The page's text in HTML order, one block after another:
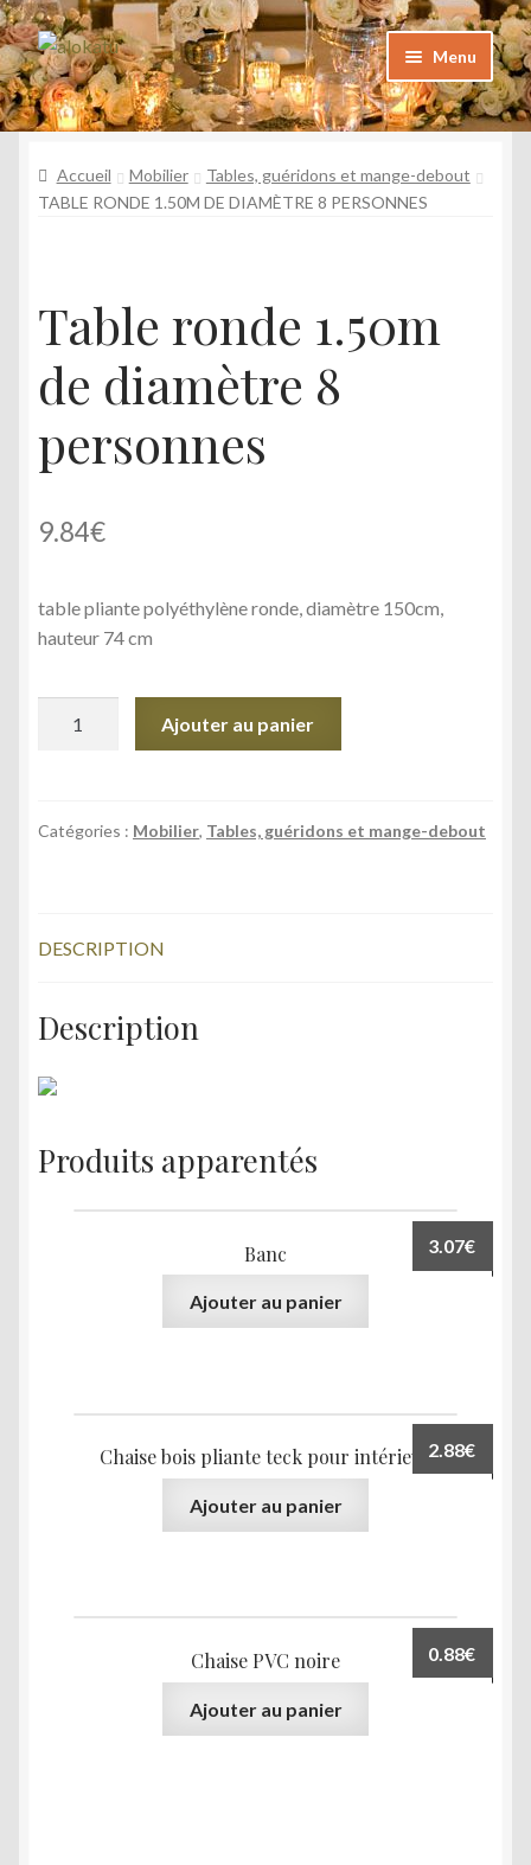
Aller
à
la
navigation
Aller
au
contenu
Menu
Catalogue
Foire aux questions
Argazkiak
Contact
Accueil Mobilier
Tables, guéridons et mange-debout
TABLE RONDE 1.50M DE DIAMÈTRE 8 PERSONNES
Table ronde 1.50m
de diamètre 8
personnes
9.84€
table pliante polyéthylène ronde, diamètre 150cm,
hauteur 74 cm
1.50m
personnes
Ajouter au panier
Catégories : Mobilier, Tables, guéridons et mange-debout
DESCRIPTION
Description
Produits apparentés
Banc 3.07€
Ajouter au panier
Chaise bois pliante teck pour intérieur2.88€
Ajouter au panier
Chaise PVC noire 0.88€
Ajouter au panier